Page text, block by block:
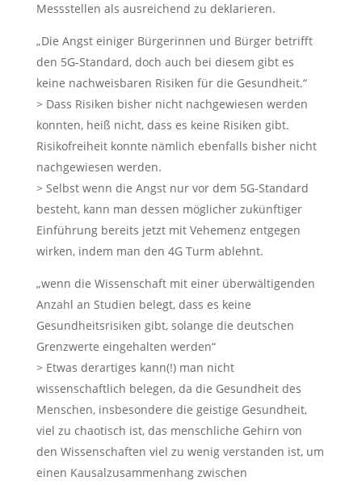
Messstellen als ausreichend zu deklarieren.
„Die Angst einiger Bürgerinnen und Bürger betrifft
den 5G-Standard, doch auch bei diesem gibt es
keine nachweisbaren Risiken für die Gesundheit.“
> Dass Risiken bisher nicht nachgewiesen werden
konnten, heiß nicht, dass es keine Risiken gibt.
Risikofreiheit konnte nämlich ebenfalls bisher nicht
nachgewiesen werden.
> Selbst wenn die Angst nur vor dem 5G-Standard
besteht, kann man dessen möglicher zukünftiger
Einführung bereits jetzt mit Vehemenz entgegen
wirken, indem man den 4G Turm ablehnt.
„wenn die Wissenschaft mit einer überwältigenden
Anzahl an Studien belegt, dass es keine
Gesundheitsrisiken gibt, solange die deutschen
Grenzwerte eingehalten werden“
> Etwas derartiges kann(!) man nicht
wissenschaftlich belegen, da die Gesundheit des
Menschen, insbesondere die geistige Gesundheit,
viel zu chaotisch ist, das menschliche Gehirn von
den Wissenschaften viel zu wenig verstanden ist, um
einen Kausalzusammenhang zwischen